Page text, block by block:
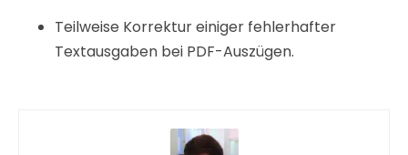
Teilweise Korrektur einiger fehlerhafter
Textausgaben bei PDF-Auszügen.